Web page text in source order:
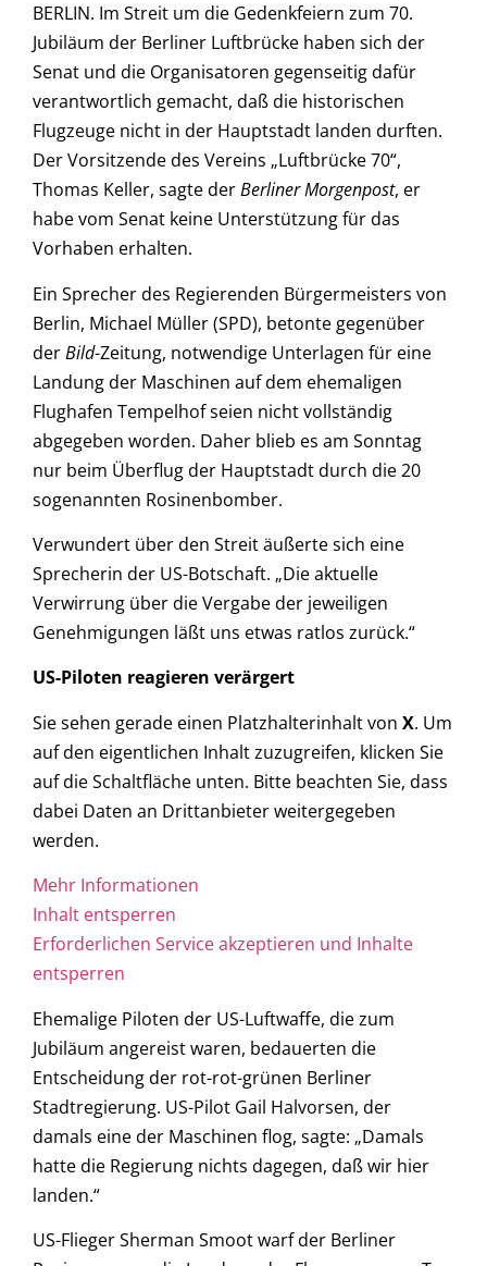
BERLIN. Im Streit um die Gedenkfeiern zum 70.
Jubiläum der Berliner Luftbrücke haben sich der
Senat und die Organisatoren gegenseitig dafür
verantwortlich gemacht, daß die historischen
Flugzeuge nicht in der Hauptstadt landen durften.
Der Vorsitzende des Vereins „Luftbrücke 70“,
Thomas Keller, sagte derBerliner Morgenpost, er
habe vom Senat keine Unterstützung für das
Vorhaben erhalten.
Ein Sprecher des Regierenden Bürgermeisters von
Berlin, Michael Müller (SPD), betonte gegenüber
derBild-Zeitung, notwendige Unterlagen für eine
Landung der Maschinen auf dem ehemaligen
Flughafen Tempelhof seien nicht vollständig
abgegeben worden. Daher blieb es am Sonntag
nur beim Überflug der Hauptstadt durch die 20
sogenannten Rosinenbomber.
Verwundert über den Streit äußerte sich eine
Sprecherin der US-Botschaft. „Die aktuelle
Verwirrung über die Vergabe der jeweiligen
Genehmigungen läßt uns etwas ratlos zurück.“
US-Piloten reagieren verärgert
Sie sehen gerade einen Platzhalterinhalt von X. Um
auf den eigentlichen Inhalt zuzugreifen, klicken Sie
auf die Schaltfläche unten. Bitte beachten Sie, dass
dabei Daten an Drittanbieter weitergegeben
werden.
Mehr Informationen
Inhalt entsperren
Erforderlichen Service akzeptieren und Inhalte
entsperren
Ehemalige Piloten der US-Luftwaffe, die zum
Jubiläum angereist waren, bedauerten die
Entscheidung der rot-rot-grünen Berliner
Stadtregierung. US-Pilot Gail Halvorsen, der
damals eine der Maschinen flog, sagte: „Damals
hatte die Regierung nichts dagegen, daß wir hier
landen.“
US-Flieger Sherman Smoot warf der Berliner